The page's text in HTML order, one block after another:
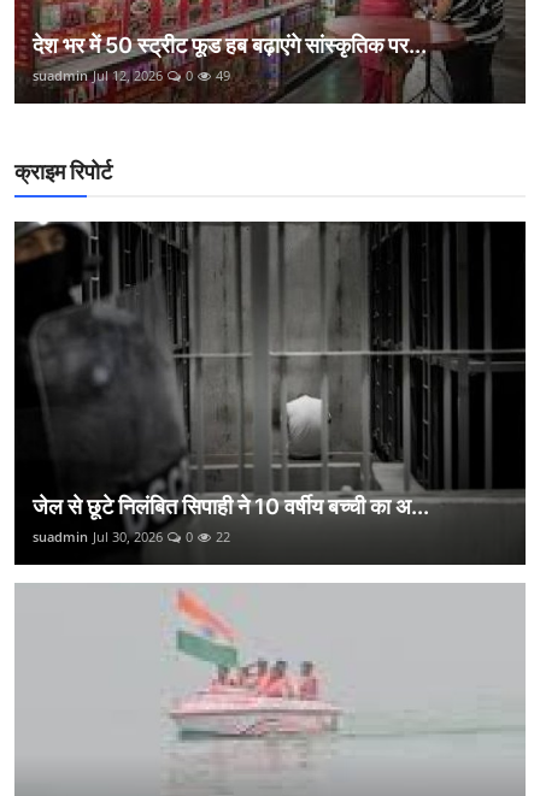
देश भर में 50 स्ट्रीट फूड हब बढ़ाएंगे सांस्कृतिक पर...
suadmin Jul 12, 2026 0 49
क्राइम रिपोर्ट
जेल से छूटे निलंबित सिपाही ने 10 वर्षीय बच्ची का अ...
suadmin Jul 30, 2026 0 22